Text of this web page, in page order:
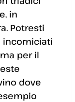
in
Potresti
incorniciati
per il
dove